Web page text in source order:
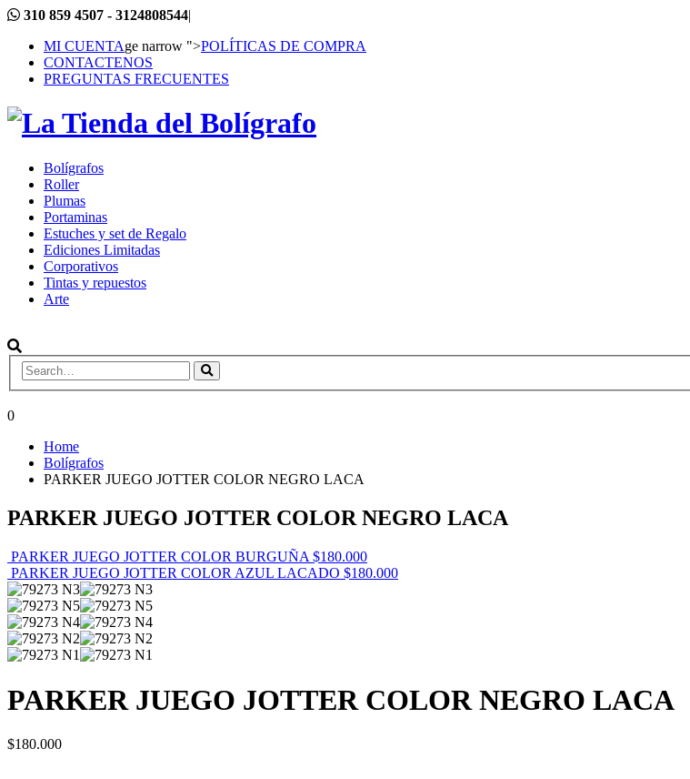
310 859 4507 - 3124808544|
MI CUENTAge narrow ">POLÍTICAS DE COMPRA
CONTACTENOS
PREGUNTAS FRECUENTES
Bolígrafos
Roller
Plumas
Portaminas
Estuches y set de Regalo
Ediciones Limitadas
Corporativos
Tintas y repuestos
Arte
0
Home
Bolígrafos
PARKER JUEGO JOTTER COLOR NEGRO LACA
PARKER JUEGO JOTTER COLOR NEGRO LACA
PARKER JUEGO JOTTER COLOR BURGUÑA $180.000
PARKER JUEGO JOTTER COLOR AZUL LACADO $180.000
PARKER JUEGO JOTTER COLOR NEGRO LACA
$180.000